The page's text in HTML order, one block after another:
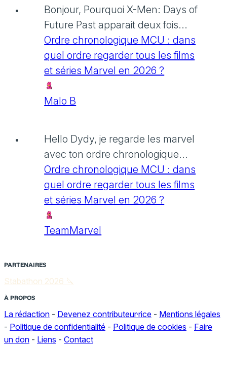
Bonjour, Pourquoi X-Men: Days of
Future Past apparait deux fois...
Ordre chronologique MCU : dans
quel ordre regarder tous les films
et séries Marvel en 2026 ?
Malo B
Hello Dydy, je regarde les marvel
avec ton ordre chronologique...
Ordre chronologique MCU : dans
quel ordre regarder tous les films
et séries Marvel en 2026 ?
TeamMarvel
PARTENAIRES
Stabathon 2026 🔪
À PROPOS
La rédaction - Devenez contributeur·rice - Mentions légales
- Politique de confidentialité - Politique de cookies - Faire
un don - Liens - Contact